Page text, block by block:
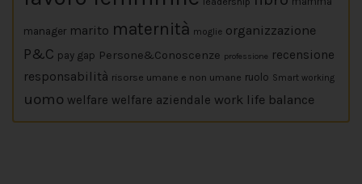
manager marito maternità moglie organizzazione
P&C pay gap Persone&Conoscenze professione recensione
responsabilità risorse umane e non umane ruolo Smart working
uomo welfare welfare aziendale work life balance